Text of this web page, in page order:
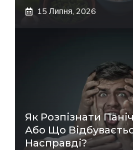
15 Липня, 2026
Як Розпізнати
Або Що
Насправді?